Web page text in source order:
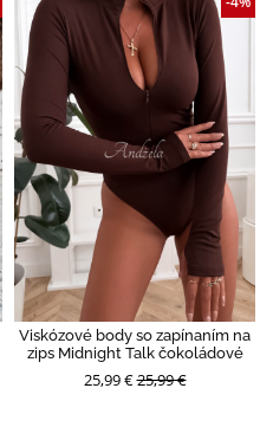
Viskózové body so zapínaním na
zips Midnight Talk čokoládové
25,99 €25,99 €